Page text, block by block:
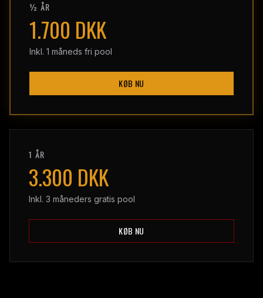
½ ÅR
1.700 DKK
Inkl. 1 måneds fri pool
KØB NU
1 ÅR
3.300 DKK
Inkl. 3 måneders gratis pool
KØB NU